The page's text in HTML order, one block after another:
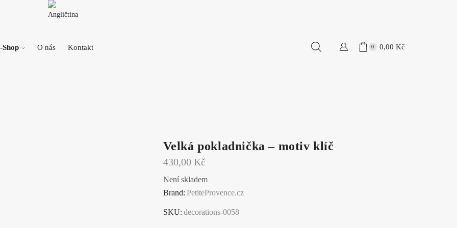
Shop O nás Kontakt 0 0,00 Kč
Velká pokladnička – motiv klíč
430,00 Kč
Není skladem
Brand: PetiteProvence.cz
SKU: decorations-0058